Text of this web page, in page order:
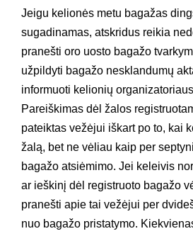
Jeigu kelionės metu bagažas
sugadinamas, atskridus reikia
pranešti oro uosto bagažo
užpildyti bagažo nesklandumų
informuoti kelionių
Pareiškimas dėl žalos
pateiktas vežėjui iškart po to, kai
žalą, bet ne vėliau kaip per
bagažo atsiėmimo. Jei keleivis
ar ieškinį dėl registruoto bagažo
pranešti apie tai vežėjui per
nuo bagažo pristatymo.